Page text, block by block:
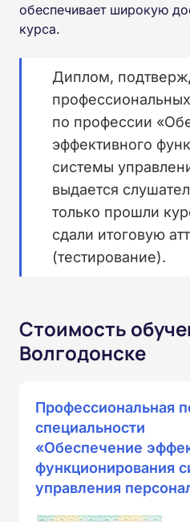
обеспечивает широкую
курса.
Диплом,
по профессии
эффективного
системы
выдается
только прошли
сдали итоговую
(тестирование).
Стоимость
Волгодонске
Профессиональная
специальности
«Обеспечение
функционирования
управления